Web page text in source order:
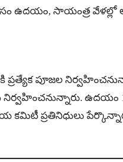
ఉదయం, సాయంత్ర వేళల్లో
ప్ర‌త్యేక పూజ‌ల
నిర్వహించనున్నారు.
ప్ర‌తినిధులు